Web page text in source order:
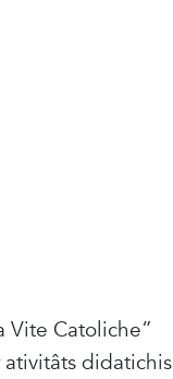
Vite Catoliche”
didatichis